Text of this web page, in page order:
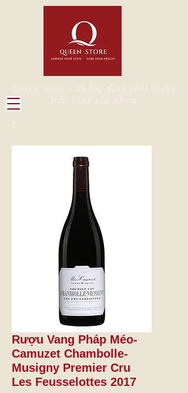
Rượu Vang Pháp Méo-
Camuzet Chambolle-
Musigny Premier Cru
Les Feusselottes 2017